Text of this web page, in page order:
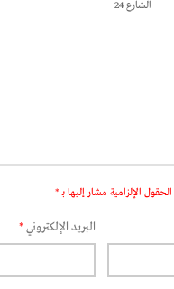
الشارع 24
الحقول الإلزامية مشار إليها بـ *
البريد الإلكتروني*